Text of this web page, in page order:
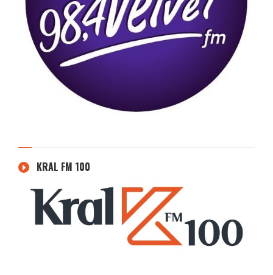
KRAL FM 100